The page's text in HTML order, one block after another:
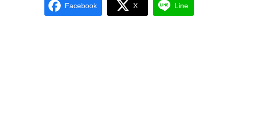
Facebook X Line